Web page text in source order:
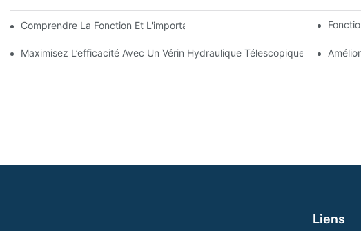
Comprendre La Fonction Et L'importance Des Vérins Hydrauliques À Tirants
Maximisez L’efficacité Avec Un Vérin Hydraulique Télescopique Pour Votre
Liens